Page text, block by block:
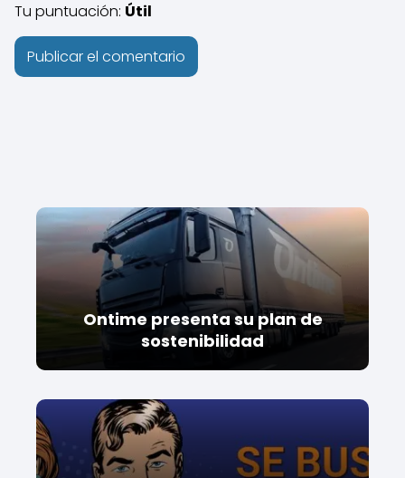
Tu puntuación: Útil
Ontime presenta su plan de
sostenibilidad